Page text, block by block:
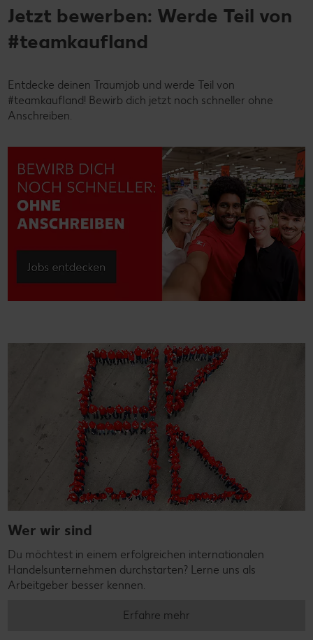
Jetzt bewerben: Werde Teil von
#teamkaufland
Entdecke deinen Traumjob und werde Teil von
#teamkaufland! Bewirb dich jetzt noch schneller ohne
Anschreiben.
Wer wir sind
Du möchtest in einem erfolgreichen internationalen
Handelsunternehmen durchstarten? Lerne uns als
Arbeitgeber besser kennen.
Erfahre mehr